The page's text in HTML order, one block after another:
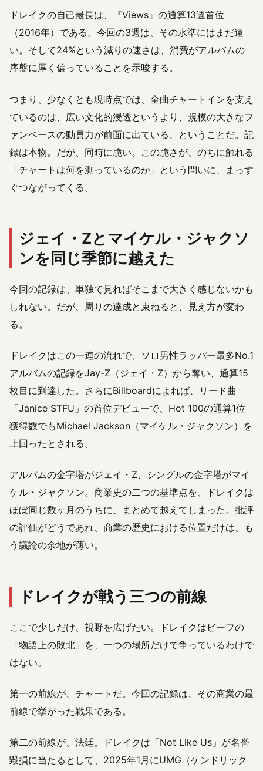
ドレイクの自己最長は、『Views』の通算13週首位
（2016年）である。今回の3週は、その水準にはまだ遠
い。そして24%という減りの速さは、消費がアルバムの
序盤に厚く偏っていることを示唆する。
つまり、少なくとも現時点では、全曲チャートインを支え
ているのは、広い文化的浸透というより、規模の大きなフ
ァンベースの動員力が前面に出ている、ということだ。記
録は本物。だが、同時に脆い。この脆さが、のちに触れる
「チャートは何を測っているのか」という問いに、まっす
ぐつながってくる。
ジェイ・Zとマイケル・ジャクソ
ンを同じ季節に越えた
今回の記録は、単独で見ればそこまで大きく感じないかも
しれない。だが、周りの達成と束ねると、見え方が変わ
る。
ドレイクはこの一連の流れで、ソロ男性ラッパー最多No.1
アルバムの記録をJay-Z（ジェイ・Z）から奪い、通算15
枚目に到達した。さらにBillboardによれば、リード曲
「Janice STFU」の首位デビューで、Hot 100の通算1位
獲得数でもMichael Jackson（マイケル・ジャクソン）を
上回ったとされる。
アルバムの金字塔がジェイ・Z、シングルの金字塔がマイ
ケル・ジャクソン。商業史の二つの基準点を、ドレイクは
ほぼ同じ数ヶ月のうちに、まとめて越えてしまった。批評
の評価がどうであれ、商業の歴史における位置だけは、も
う議論の余地が薄い。
ドレイクが戦う三つの前線
ここで少しだけ、視野を広げたい。ドレイクはビーフの
「物語上の敗北」を、一つの場所だけで争っているわけで
はない。
第一の前線が、チャートだ。今回の記録は、その商業の最
前線で挙がった戦果である。
第二の前線が、法廷。ドレイクは「Not Like Us」が名誉
毀損に当たるとして、2025年1月にUMG（ケンドリック